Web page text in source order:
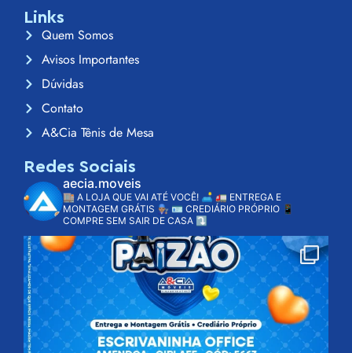
Links
Quem Somos
Avisos Importantes
Dúvidas
Contato
A&Cia Tênis de Mesa
Redes Sociais
aecia.moveis
🏬 A LOJA QUE VAI ATÉ VOCÊ! 🛋️ 🚛 ENTREGA E
MONTAGEM GRÁTIS 👨🏽‍🔧 🪪 CREDIÁRIO PRÓPRIO 📱
COMPRE SEM SAIR DE CASA ⤵️